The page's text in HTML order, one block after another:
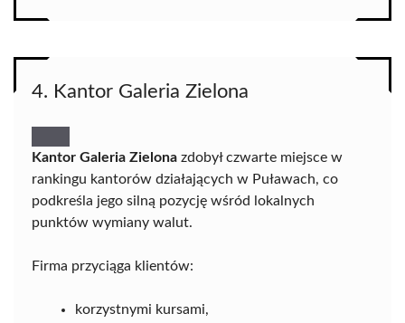
4. Kantor Galeria Zielona
Kantor Galeria Zielona zdobył czwarte miejsce w
rankingu kantorów działających w Puławach, co
podkreśla jego silną pozycję wśród lokalnych
punktów wymiany walut.
Firma przyciąga klientów:
korzystnymi kursami,